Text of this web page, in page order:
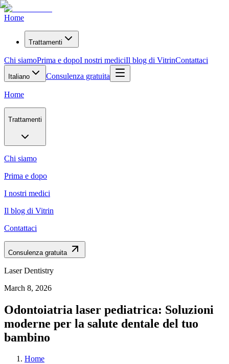
Home
Trattamenti
Chi siamoPrima e dopoI nostri mediciIl blog di VitrinContattaci
Italiano Consulenza gratuita
Home
Trattamenti
Chi siamo
Prima e dopo
I nostri medici
Il blog di Vitrin
Contattaci
Consulenza gratuita
Laser Dentistry
March 8, 2026
Odontoiatria laser pediatrica: Soluzioni
moderne per la salute dentale del tuo
bambino
Home